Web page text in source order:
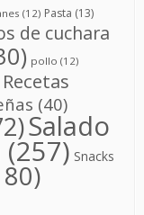
(12) Pasta (13)
de cuchara
pollo (12)
Recetas
(40)
Salado
(257) Snacks